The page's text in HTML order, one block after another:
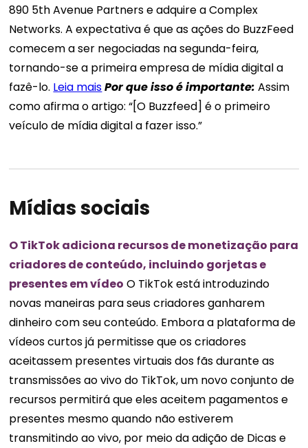
890 5th Avenue Partners e adquire a Complex
Networks. A expectativa é que as ações do BuzzFeed
comecem a ser negociadas na segunda-feira,
tornando-se a primeira empresa de mídia digital a
fazê-lo. Leia maisPor que isso é importante:Assim
como afirma o artigo: “[O Buzzfeed] é o primeiro
veículo de mídia digital a fazer isso.”
Mídias sociais
O TikTok adiciona recursos de monetização para
criadores de conteúdo, incluindo gorjetas e
presentes em vídeo O TikTok está introduzindo
novas maneiras para seus criadores ganharem
dinheiro com seu conteúdo. Embora a plataforma de
vídeos curtos já permitisse que os criadores
aceitassem presentes virtuais dos fãs durante as
transmissões ao vivo do TikTok, um novo conjunto de
recursos permitirá que eles aceitem pagamentos e
presentes mesmo quando não estiverem
transmitindo ao vivo, por meio da adição de Dicas e